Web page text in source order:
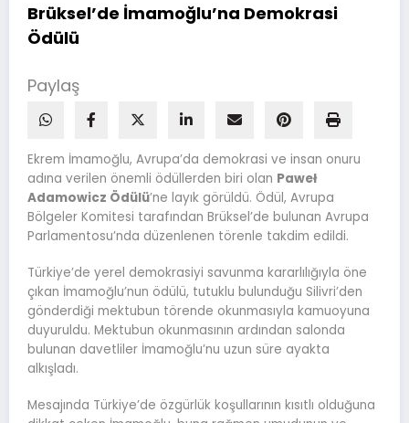
Brüksel’de İmamoğlu’na Demokrasi
Ödülü
Paylaş
Ekrem İmamoğlu, Avrupa’da demokrasi ve insan onuru
adına verilen önemli ödüllerden biri olan Paweł
Adamowicz Ödülü’ne layık görüldü. Ödül, Avrupa
Bölgeler Komitesi tarafından Brüksel’de bulunan Avrupa
Parlamentosu’nda düzenlenen törenle takdim edildi.
Türkiye’de yerel demokrasiyi savunma kararlılığıyla öne
çıkan İmamoğlu’nun ödülü, tutuklu bulunduğu Silivri’den
gönderdiği mektubun törende okunmasıyla kamuoyuna
duyuruldu. Mektubun okunmasının ardından salonda
bulunan davetliler İmamoğlu’nu uzun süre ayakta
alkışladı.
Mesajında Türkiye’de özgürlük koşullarının kısıtlı olduğuna